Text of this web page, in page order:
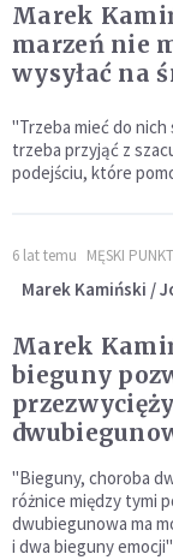
Marek
marzeń nie
wysyłać na
"Trzeba mieć do nich
trzeba przyjąć z
podejściu, które
6 lat temu MĘSKI
Marek Kamiński /
Marek
bieguny
"Bieguny, choroba
różnice między tymi
dwubiegunowa ma
i dwa bieguny